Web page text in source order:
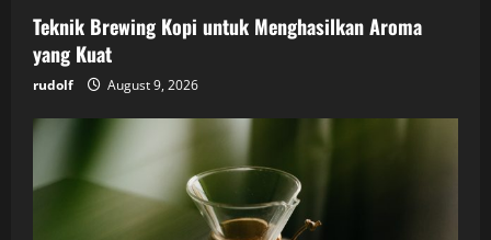
Teknik Brewing Kopi untuk Menghasilkan Aroma
yang Kuat
rudolf August 9, 2026